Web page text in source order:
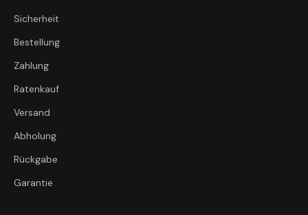
Sicherheit
Bestellung
Zahlung
Ratenkauf
Versand
Abholung
Rückgabe
Garantie